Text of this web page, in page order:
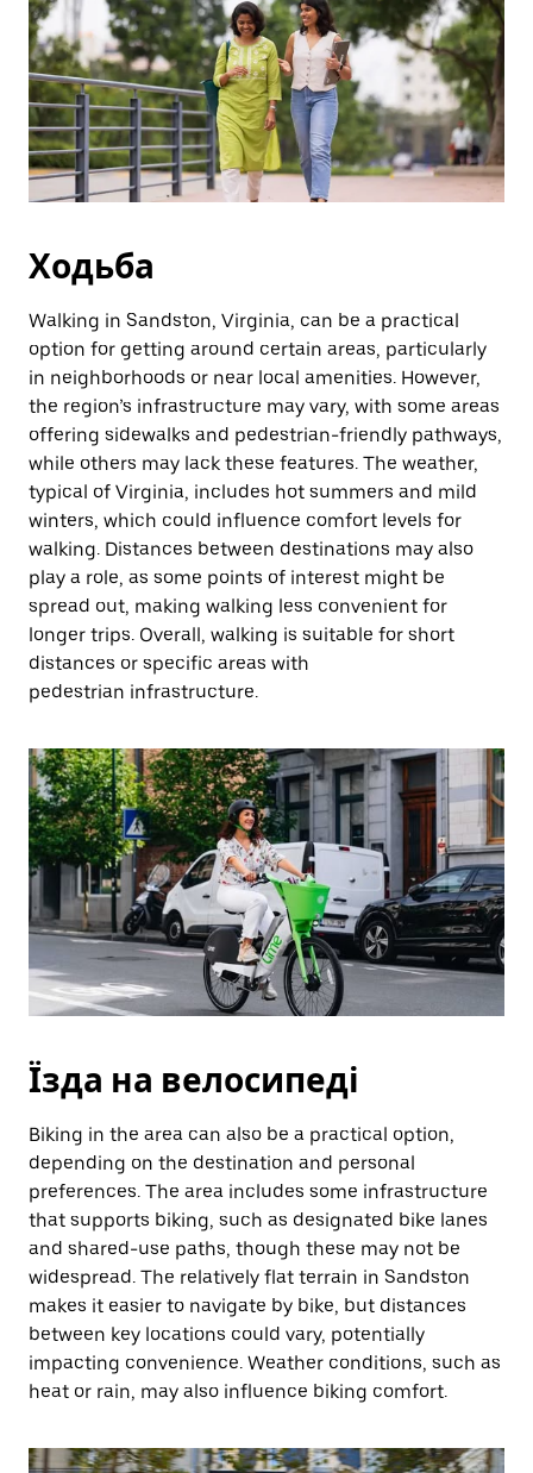
Ходьба
Walking in Sandston, Virginia, can be a practical
option for getting around certain areas, particularly
in neighborhoods or near local amenities. However,
the region’s infrastructure may vary, with some areas
offering sidewalks and pedestrian-friendly pathways,
while others may lack these features. The weather,
typical of Virginia, includes hot summers and mild
winters, which could influence comfort levels for
walking. Distances between destinations may also
play a role, as some points of interest might be
spread out, making walking less convenient for
longer trips. Overall, walking is suitable for short
distances or specific areas with
pedestrian infrastructure.
Їзда на велосипеді
Biking in the area can also be a practical option,
depending on the destination and personal
preferences. The area includes some infrastructure
that supports biking, such as designated bike lanes
and shared-use paths, though these may not be
widespread. The relatively flat terrain in Sandston
makes it easier to navigate by bike, but distances
between key locations could vary, potentially
impacting convenience. Weather conditions, such as
heat or rain, may also influence biking comfort.